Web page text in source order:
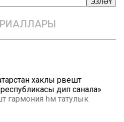
ЭЗЛӘҮ
хаклы рәвештә
дип санала»
гармония һәм татулык